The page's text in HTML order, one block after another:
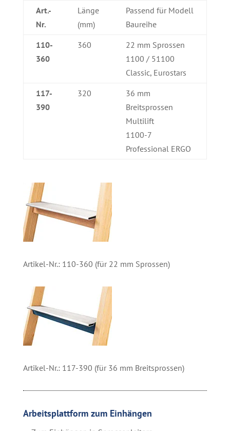
Art.-
Nr.
Länge
(mm)
Passend für Modell
Baureihe
110-
360
360
22 mm Sprossen
1100 / 51100
Classic, Eurostars
117-
390
320
36 mm
Breitsprossen
Multilift
1100-7
Professional ERGO
Artikel-Nr.: 110-360 (für 22 mm Sprossen)
Artikel-Nr.: 117-390 (für 36 mm Breitsprossen)
Arbeitsplattform zum Einhängen